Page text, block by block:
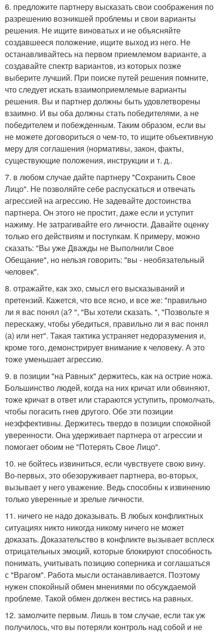
6. предложите партнеру высказать свои соображения по
разрешению возникшей проблемы и свои варианты
решения. Не ищите виноватых и не объясняйте
создавшееся положение, ищите выход из него. Не
останавливайтесь на первом приемлемом варианте, а
создавайте спектр вариантов, из которых позже
выберите лучший. При поиске путей решения помните,
что следует искать взаимоприемлемые варианты
решения. Вы и партнер должны быть удовлетворены
взаимно. И вы оба должны стать победителями, а не
победителем и побежденным. Таким образом, если вы
не можете договориться о чем-то, то ищите объективную
меру для соглашения (нормативы, закон, факты,
существующие положения, инструкции и т. д..
7. в любом случае дайте партнеру "Сохранить Свое
Лицо". Не позволяйте себе распускаться и отвечать
агрессией на агрессию. Не задевайте достоинства
партнера. Он этого не простит, даже если и уступит
нажиму. Не затрагивайте его личности. Давайте оценку
только его действиям и поступкам. К примеру, можно
сказать: "Вы уже Дважды не Выполнили Свое
Обещание", но нельзя говорить: "вы - необязательный
человек".
8. отражайте, как эхо, смысл его высказываний и
претензий. Кажется, что все ясно, и все же: "правильно
ли я вас понял (а? ", "Вы хотели сказать. ", "Позвольте я
перескажу, чтобы убедиться, правильно ли я вас понял
(а) или нет". Такая тактика устраняет недоразумения и,
кроме того, демонстрирует внимание к человеку. А это
тоже уменьшает агрессию.
9. в позиции "на Равных" держитесь, как на острие ножа.
Большинство людей, когда на них кричат или обвиняют,
тоже кричат в ответ или стараются уступить, промолчать,
чтобы погасить гнев другого. Обе эти позиции
неэффективны. Держитесь твердо в позиции спокойной
уверенности. Она удерживает партнера от агрессии и
помогает обоим не "Потерять Свое Лицо".
10. не бойтесь извиниться, если чувствуете свою вину.
Во-первых, это обезоруживает партнера, во-вторых,
вызывает у него уважение. Ведь способны к извинению
только уверенные и зрелые личности.
11. ничего не надо доказывать. В любых конфликтных
ситуациях никто никогда никому ничего не может
доказать. Доказательство в конфликте вызывает всплеск
отрицательных эмоций, которые блокируют способность
понимать, учитывать позицию соперника и соглашаться
с "Врагом". Работа мысли останавливается. Поэтому
нужен спокойный обмен мнениями по обсуждаемой
проблеме. Такой обмен должен вестись на равных.
12. замолчите первым. Лишь в том случае, если так уж
получилось, что вы потеряли контроль над собой и не